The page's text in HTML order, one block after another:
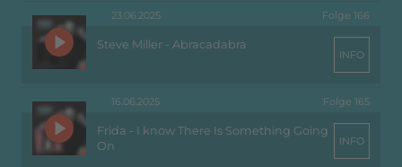
23.06.2025 Folge 166
Steve Miller - Abracadabra
INFO
16.06.2025 Folge 165
Frida - I know There Is Something Going
On
INFO